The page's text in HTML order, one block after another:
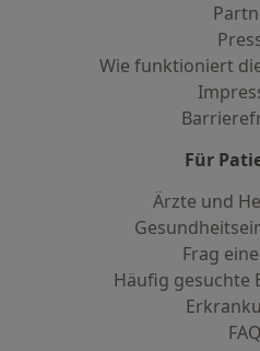
Wie funktioniert
Für
Ärzte und
Frag
Häufig gesuchte
FAQ